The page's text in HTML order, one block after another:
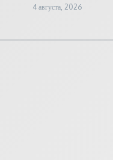
4 августа, 2026